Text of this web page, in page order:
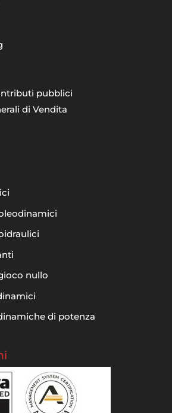
pubblici
di Vendita
nullo
di potenza